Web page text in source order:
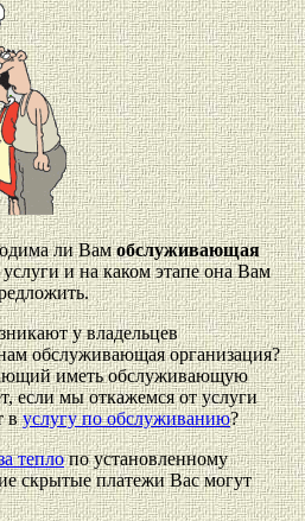
ли Вамобслуживающая
и на каком этапе она Вам
у владельцев
обслуживающая организация?
иметь обслуживающую
если мы откажемся от услуги
вуслугу по обслуживанию?
теплопо установленному
скрытые платежи Вас могут